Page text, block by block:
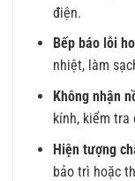
điện.
Bếp báo lỗi
nhiệt, làm
Không nhận
kính, kiểm tra
Hiện tượng
bảo trì hoặc